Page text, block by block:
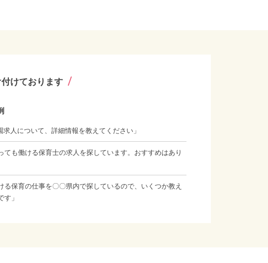
けております
人について、詳細情報を教えてください」
ても働ける保育士の求人を探しています。おすすめはあり
る保育の仕事を〇〇県内で探しているので、いくつか教え
」